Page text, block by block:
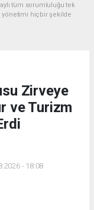
tüm sorumluluğu tek
yönetimi hiçbir şekilde
Zirveye
ve Turizm
- 18:08